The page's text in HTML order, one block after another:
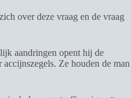
over deze vraag en de vraag
aandringen opent hij de
Ze houden de man